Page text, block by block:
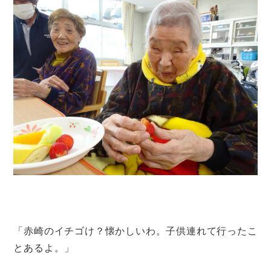
「赤崎のイチゴけ？懐かしいわ。子供連れて行ったこ
とあるよ。」